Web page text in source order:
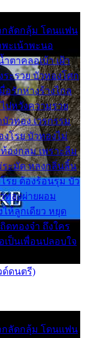
กลัดกลุ้ม โดนแฟน
ะเน้าพะนอ
ำตาคลอเบ้า เฝ้า
ะรวย บัวทองโศก
อรักห่างร้างไกล
ปหวังความรวย
วทอง เวรกรรม
โรย บัวทองไม่
องกลม เพราะลืม
ระมัด หลงกลิ่นลิ้น
รย ต้องร้อนรุม บัว
องผ่ายผอม
ห้ลูกเดียว หยุด
ดทองจ๋า ถึงใคร
เป็นเพื่อนปลอบใจ
ด์ดนตรี)
กลัดกลุ้ม โดนแฟน